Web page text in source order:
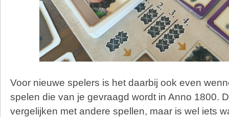
Voor nieuwe spelers is het daarbij ook even
spelen die van je gevraagd wordt in Anno 1800.
vergelijken met andere spellen, maar is wel iets